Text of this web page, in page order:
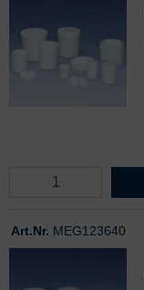
Art.Nr. MEG123640